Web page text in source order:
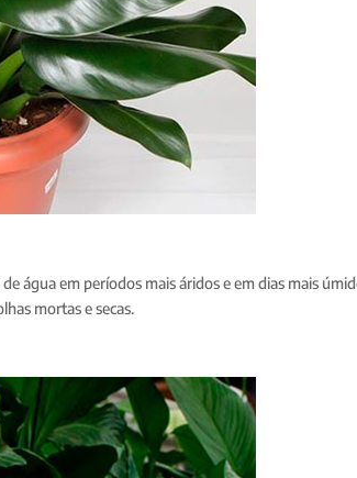
água em períodos mais áridos e em dias mais
mortas e secas.